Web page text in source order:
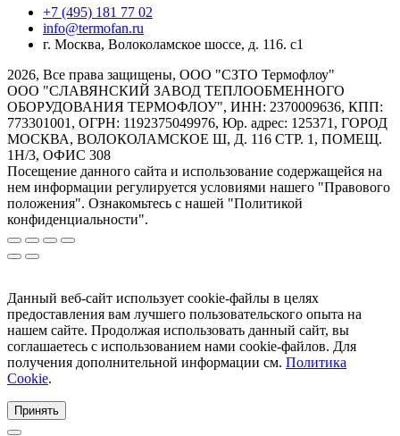
+7 (495) 181 77 02
info@termofan.ru
г. Москва, Волоколамское шоссе, д. 116. с1
2026, Все права защищены, ООО "СЗТО Термофлоу"
ООО "СЛАВЯНСКИЙ ЗАВОД ТЕПЛООБМЕННОГО
ОБОРУДОВАНИЯ ТЕРМОФЛОУ", ИНН: 2370009636, КПП:
773301001, ОГРН: 1192375049976, Юр. адрес: 125371, ГОРОД
МОСКВА, ВОЛОКОЛАМСКОЕ Ш, Д. 116 СТР. 1, ПОМЕЩ.
1Н/3, ОФИС 308
Посещение данного сайта и использование содержащейся на
нем информации регулируется условиями нашего "Правового
положения". Ознакомьтесь с нашей "Политикой
конфиденциальности".
Данный веб-сайт использует cookie-файлы в целях
предоставления вам лучшего пользовательского опыта на
нашем сайте. Продолжая использовать данный сайт, вы
соглашаетесь с использованием нами cookie-файлов. Для
получения дополнительной информации см. Политика
Cookie.
Принять